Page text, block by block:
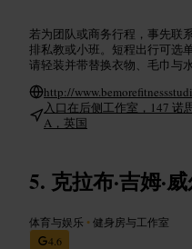
若为团队或商务行程，事先联
排私教或小班。短程出行可选
请轻装并带替换衣物、毛巾与水
http://
入口在后侧工作室，147 诺
A，英国
克拉布·吉姆·
体育与娱乐 •健身房与工作室
4.6